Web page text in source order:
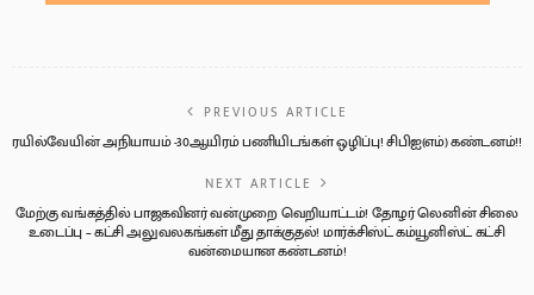
PREVIOUS ARTICLE
ரயில்வேயின் அநியாயம் -30ஆயிரம் பணியிடங்கள் ஒழிப்பு! சிபிஐ(எம்) கண்டனம்!!
NEXT ARTICLE
மேற்கு வங்கத்தில் பாஜகவினர் வன்முறை வெறியாட்டம்! தோழர் லெனின் சிலை
உடைப்பு – கட்சி அலுவலகங்கள் மீது தாக்குதல்! மார்க்சிஸ்ட் கம்யூனிஸ்ட் கட்சி
வன்மையான கண்டனம்!